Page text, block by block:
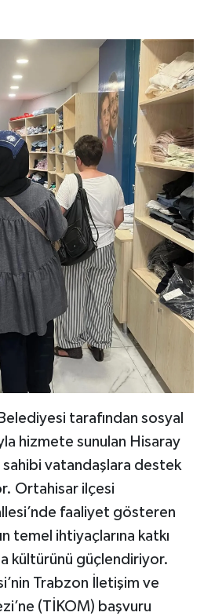
tarafından sosyal
hizmete sunulan Hisaray
vatandaşlara destek
Ortahisar ilçesi
faaliyet gösteren
temel ihtiyaçlarına katkı
kültürünü güçlendiriyor.
Trabzon İletişim ve
(TİKOM) başvuru